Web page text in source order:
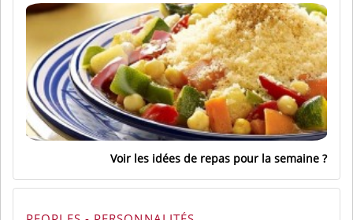
Voir les idées de repas pour la semaine